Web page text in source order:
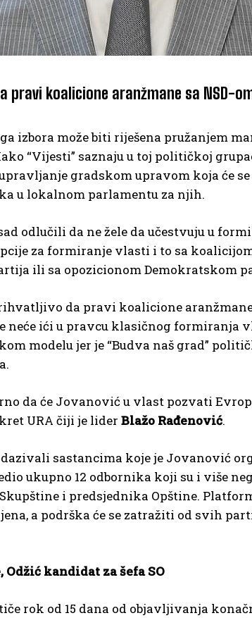
koalicione aranžmane sa NSD-
izbora može biti riješena pružanjem
“Vijesti” saznaju u toj političkoj
gradskom upravom koja će
u lokalnom parlamentu za njih.
odlučili da ne žele da učestvuju u
za formiranje vlasti i to sa koalicijom
ili sa opozicionom Demokratskom
da pravi koalicione
neće ići u pravcu klasičnog formiranja
modelu jer je “Budva naš grad”
da će Jovanović u vlast pozvati
URA čiji je lider Blažo Rađenović.
sastancima koje je Jovanović
ukupno 12 odbornika koji su i više
i predsjednika Opštine.
a podrška će se zatražiti od svih
kandidat za šefa SO
rok od 15 dana od objavljivanja